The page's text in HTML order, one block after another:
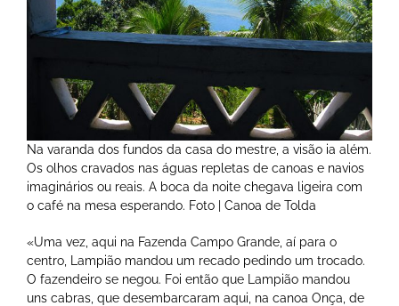
Na varanda dos fundos da casa do mestre, a visão ia além.
Os olhos cravados nas águas repletas de canoas e navios
imaginários ou reais. A boca da noite chegava ligeira com
o café na mesa esperando. Foto | Canoa de Tolda
«Uma vez, aqui na Fazenda Campo Grande, aí para o
centro, Lampião mandou um recado pedindo um trocado.
O fazendeiro se negou. Foi então que Lampião mandou
uns cabras, que desembarcaram aqui, na canoa Onça, de